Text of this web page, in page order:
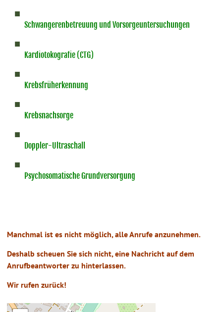
Schwangerenbetreuung und Vorsorgeuntersuchungen
Kardiotokografie (CTG)
Krebsfrüherkennung
Krebsnachsorge
Doppler-Ultraschall
Psychosomatische Grundversorgung
Manchmal ist es nicht möglich,alle Anrufe anzunehmen.
Deshalb scheuen Sie sich nicht,eine Nachricht auf dem
Anrufbeantworter zu hinterlassen.
Wir rufen zurück!